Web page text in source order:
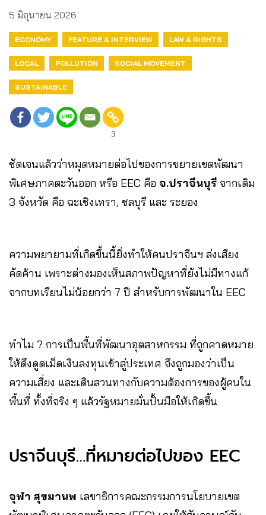
5 มิถุนายน 2026
ECONOMY FEATURE & INTERVIEW LAW & RIGHTS
LOCAL POLLUTION SOCIAL MOVEMENT
SUSTAINABLE
3
ชัดเจนแล้วว่าหมุดหมายต่อไปของการขยายเขตพัฒนา
พิเศษภาคตะวันออก หรือ EEC คือ จ.ปราจีนบุรี จากเดิม
3 จังหวัด คือ ฉะเชิงเทรา, ชลบุรี และ ระยอง
ความพยายามที่เกิดขึ้นนี้ยิ่งทำให้คนปราจีนฯ ส่งเสียง
คัดค้าน เพราะต่างมองเห็นสภาพปัญหาที่ยังไม่มีทางแก้
จากบทเรียนไม่น้อยกว่า 7 ปี สำหรับการพัฒนาใน EEC
ทำไม ? การเป็นพื้นที่พัฒนาอุตสาหกรรม ที่ถูกคาดหมาย
ให้ดึงดูดเม็ดเงินลงทุนเข้าสู่ประเทศ จึงถูกมองว่าเป็น
ความเสี่ยง และเดินสวนทางกับความต้องการของผู้คนใน
พื้นที่ ทั้งที่จริง ๆ แล้วรัฐหมายมั่นปั้นมือให้เกิดขึ้น
ปราจีนบุรี…ที่หมายต่อไปของ EEC
จุฬา สุขมานพ เลขาธิการคณะกรรมการนโยบายเขต